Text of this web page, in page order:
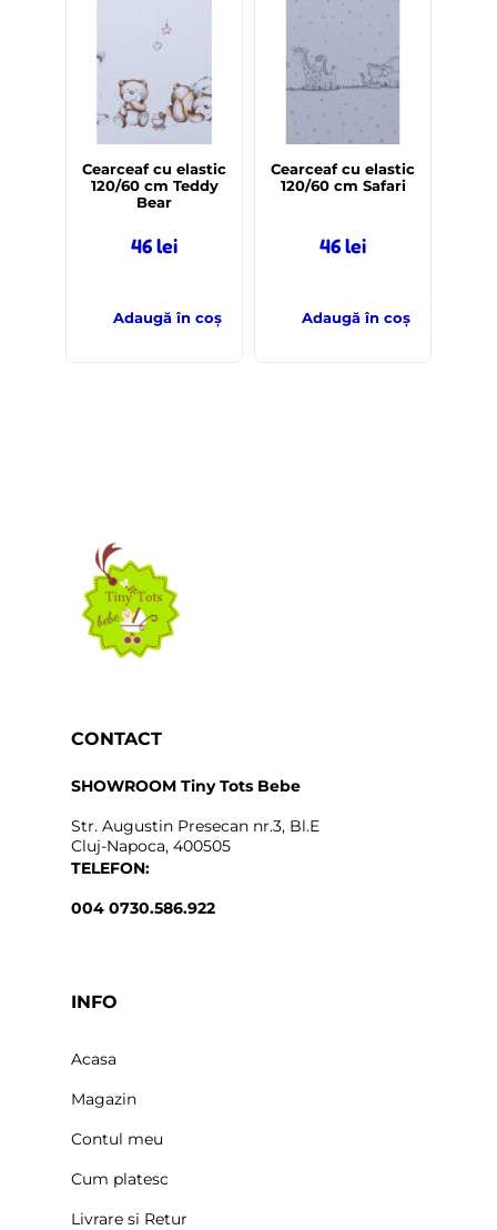
Cearceaf cu elastic
120/60 cm Teddy
Bear
46lei
Adaugă în coș
Cearceaf cu elastic
120/60 cm Safari
46lei
Adaugă în coș
CONTACT
SHOWROOM Tiny Tots Bebe
Str. Augustin Presecan nr.3, Bl.E
Cluj-Napoca, 400505
TELEFON:
004 0730.586.922
INFO
Acasa
Magazin
Contul meu
Cum platesc
Livrare si Retur